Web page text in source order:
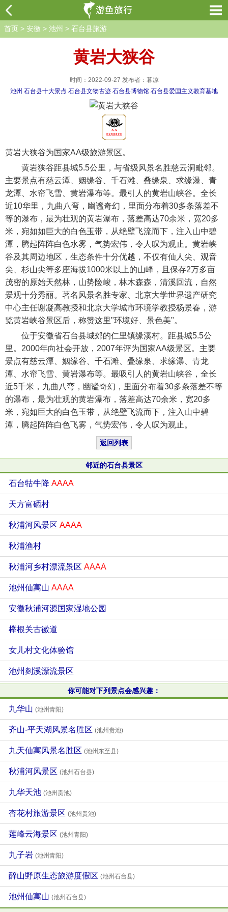
首页 > 安徽 > 池州 > 石台县旅游
黄岩大狭谷
时间：2022-09-27 发布者：暮凉
池州 石台县十大景点 石台县文物古迹 石台县博物馆 石台县爱国主义教育基地
黄岩大狭谷为国家AA级旅游景区。
黄岩狭谷距县城5.5公里，与省级风景名胜慈云洞毗邻。
主要景点有慈云潭、姻缘谷、千石滩、叠缘泉、求缘瀑、青
龙潭、水帘飞雪、黄岩瀑布等。最引人的黄岩山峡谷。全长
近10华里，九曲八弯，幽谧奇幻，里面分布着30多条落差不
等的瀑布，最为壮观的黄岩瀑布，落差高达70余米，宽20多
米，宛如如巨大的白色玉带，从绝壁飞流而下，注入山中碧
潭，腾起阵阵白色水雾，气势宏伟，令人叹为观止。黄岩峡
谷及其周边地区，生态条件十分优越，不仅有仙人尖、观音
尖、杉山尖等多座海拔1000米以上的山峰，且保存2万多亩
茂密的原始天然林，山势险峻，林木森森，清溪回流，自然
景观十分秀丽。著名风景名胜专家、北京大学世界遗产研究
中心主任谢凝高教授和北京大学城市环境学教授杨景春，游
览黄岩峡谷景区后，称赞这里"环境好、景色美"。
位于安徽省石台县城郊的仁里镇缘溪村。距县城5.5公
里。2000年向社会开放，2007年评为国家AA级景区。主要
景点有慈云潭、姻缘谷、千石滩、叠缘泉、求缘瀑、青龙
潭、水帘飞雪、黄岩瀑布等。最吸引人的黄岩山峡谷，全长
近5千米，九曲八弯，幽谧奇幻，里面分布着30多条落差不等
的瀑布，最为壮观的黄岩瀑布，落差高达70余米，宽20多
米，宛如巨大的白色玉带，从绝壁飞流而下，注入山中碧
潭，腾起阵阵白色飞雾，气势宏伟，令人叹为观止。
返回列表
邻近的石台县景区
石台牯牛降 AAAA
天方富硒村
秋浦河风景区 AAAA
秋浦渔村
秋浦河乡村漂流景区 AAAA
池州仙寓山 AAAA
安徽秋浦河源国家湿地公园
榉根关古徽道
女儿村文化体验馆
池州剡溪漂流景区
你可能对下列景点会感兴趣：
九华山 (池州青阳)
齐山-平天湖风景名胜区 (池州贵池)
九天仙寓风景名胜区 (池州东至县)
秋浦河风景区 (池州石台县)
九华天池 (池州贵池)
杏花村旅游景区 (池州贵池)
莲峰云海景区 (池州青阳)
九子岩 (池州青阳)
醉山野原生态旅游度假区 (池州石台县)
池州仙寓山 (池州石台县)